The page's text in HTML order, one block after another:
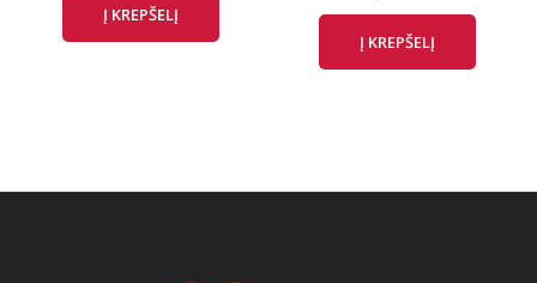
Į KREPŠELĮ
Į KREPŠELĮ